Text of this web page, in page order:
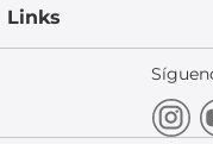
Links